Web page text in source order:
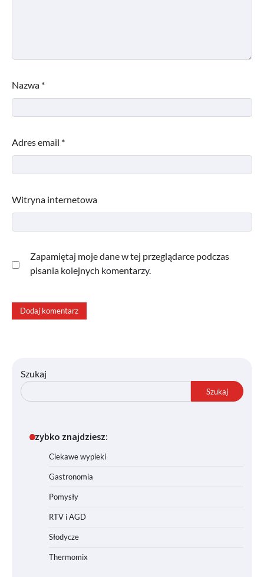
Nazwa *
Adres email *
Witryna internetowa
Zapamiętaj moje dane w tej przeglądarce podczas
pisania kolejnych komentarzy.
Szukaj
Szukaj
Szybko znajdziesz:
Ciekawe wypieki
Gastronomia
Pomysły
RTV i AGD
Słodycze
Thermomix